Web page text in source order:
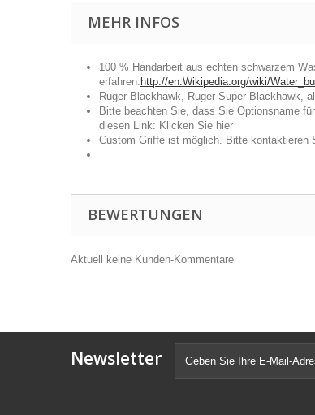
MEHR INFOS
100 % Handarbeit aus echten schwarzem
erfahren: http://en.Wikipedia.org/wiki/
Ruger Blackhawk, Ruger Super Blackhawk,
Bitte beachten Sie, dass Sie Optionsname
diesen Link: Klicken Sie hier
Custom Griffe ist möglich. Bitte kontaktieren
BEWERTUNGEN
Aktuell keine Kunden-Kommentare
Newsletter